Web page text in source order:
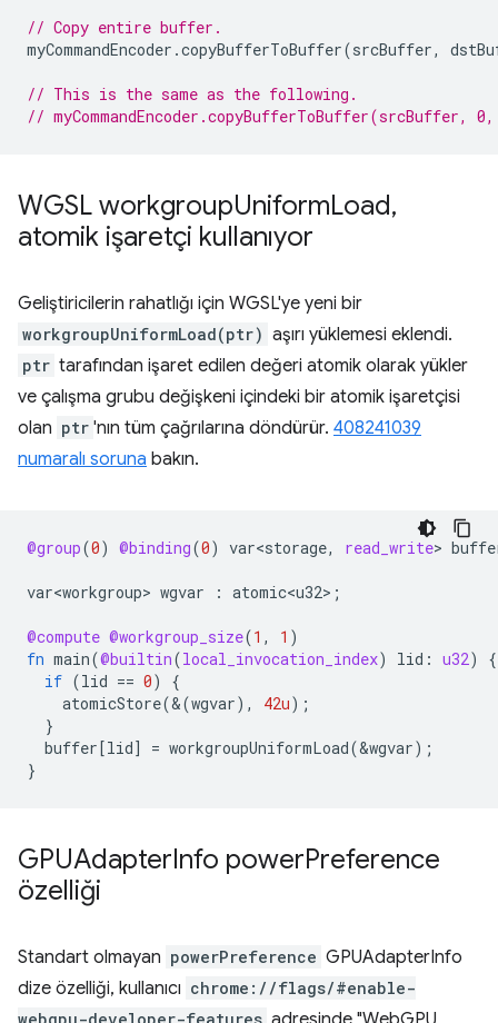
// Copy entire buffer.
myCommandEncoder .copyBufferToBuffer(srcBuffer,
// This is the same as the following.
//
WGSL workgroupUniformLoad,
atomik işaretçi kullanıyor
Geliştiricilerin rahatlığı için WGSL'ye yeni bir
workgroupUniformLoad(ptr) aşırı yüklemesi eklendi.
ptr tarafından işaret edilen değeri atomik olarak yükler
ve çalışma grubu değişkeni içindeki bir atomik işaretçisi
olan ptr 'nın tüm çağrılarına döndürür. 408241039
numaralı soruna bakın.
@group(0) @binding(0) var<storage, read_write>
var<workgroup> wgvar : atomic<u32> ;
@compute @workgroup_size(1 , 1 )
fn main(@builtin(local_invocation_index) lid : u32)
{
if (lid == 0)
{
atomicStore(&(wgvar), 42u);
}
buffer[lid] = workgroupUniformLoad(&wgvar);
}
GPUAdapterInfo powerPreference
özelliği
Standart olmayan powerPreference GPUAdapterInfo
dize özelliği, kullanıcı chrome://flags/#enable-